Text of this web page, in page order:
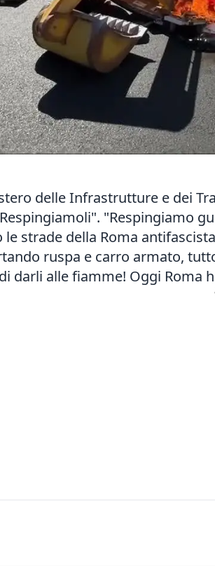
delle Infrastrutture e dei
"Respingiamo
strade della Roma
ruspa e carro armato,
darli alle fiamme! Oggi Roma